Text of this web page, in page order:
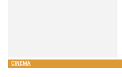
CINEMA